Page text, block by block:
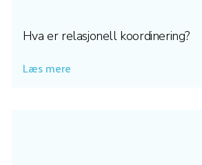
Hva er relasjonell koordinering?
Læs mere